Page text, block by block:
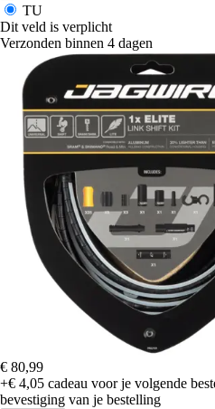
TU
Dit veld is verplicht
Verzonden binnen 4 dagen
€ 80,99
+€ 4,05 cadeau voor je volgende
bevestiging van je bestelling